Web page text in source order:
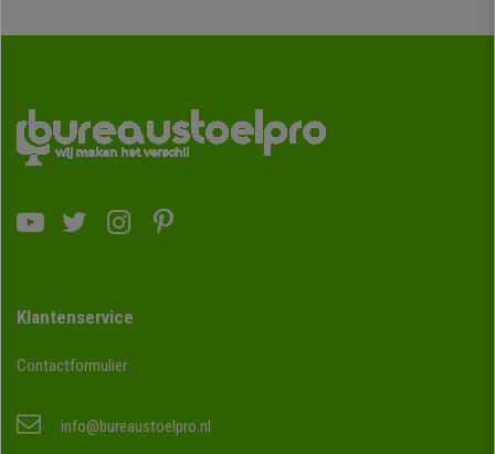
Klantenservice
Contactformulier
info@bureaustoelpro.nl